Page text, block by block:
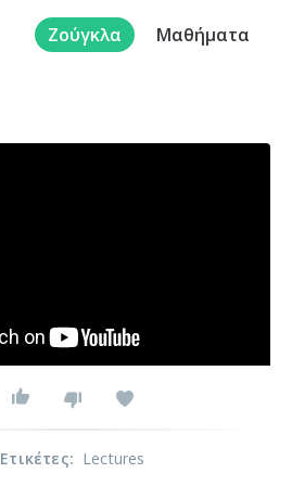
Ζούγκλα Μαθήματα
Ετικέτες: Lectures